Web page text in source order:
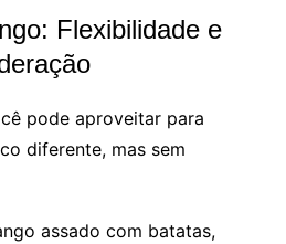
Flexibilidade e
pode aproveitar para
diferente, mas sem
assado com batatas,